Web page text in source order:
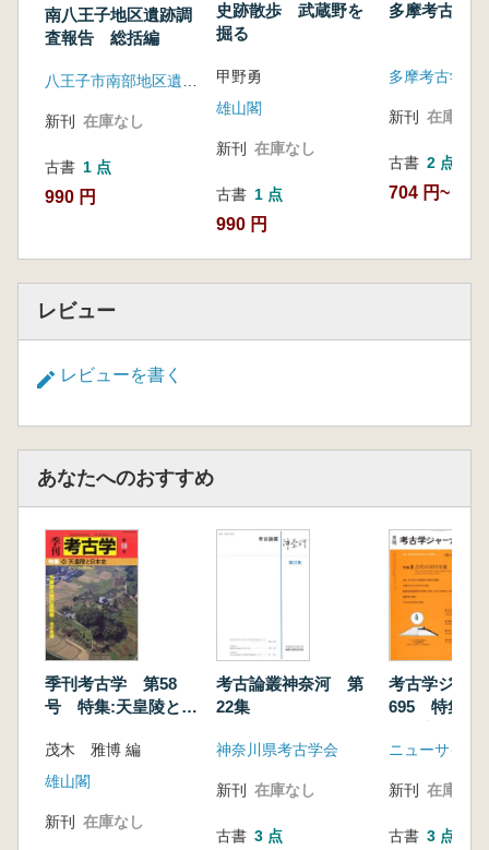
南八王子地区遺跡調
査報告 総括編
新刊 在庫なし
古書 1 点
990 円
史跡散歩 武蔵野を
掘る
甲野勇
雄山閣
新刊 在庫なし
古書 1 点
990 円
多摩考古 12
多摩考古学研
新刊 在庫なし
古書 2 点
704 円~
レビュー
レビューを書く
あなたへのおすすめ
季刊考古学 第58
号 特集:天皇陵と日
茂木 雅博 編
雄山閣
新刊 在庫なし
考古論叢神奈河 第
22集
神奈川県考古学会
新刊 在庫なし
古書 3 点
考古学ジャ
695 特集
ニューサイエ
新刊 在庫なし
古書 3 点